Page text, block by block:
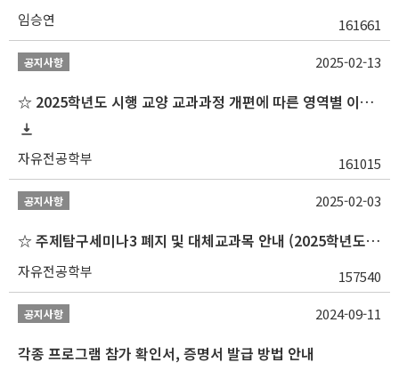
임승연 161661
공지사항
☆ 2025학년도 시행 교양 교과과정 개편에 따른 영역별 이수 안내
자유전공학부 161015
2025-02-13
공지사항
☆ 주제탐구세미나3 폐지 및 대체교과목 안내 (2025학년도 1학기부터)
자유전공학부 157540
2025-02-03
공지사항
각종 프로그램 참가 확인서, 증명서 발급 방법 안내
2024-09-11